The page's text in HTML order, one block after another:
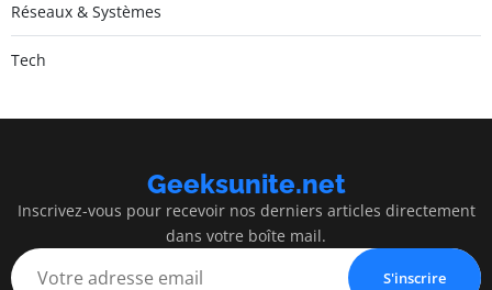
Réseaux & Systèmes
Tech
Geeksunite.net
Inscrivez-vous pour recevoir nos derniers articles directement
dans votre boîte mail.
S'inscrire